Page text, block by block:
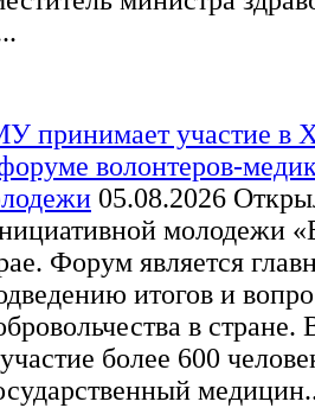
принимает участие в
волонтеров-
05.08.2026
молодежи
Форум является
итогов и
в стране.
более 600